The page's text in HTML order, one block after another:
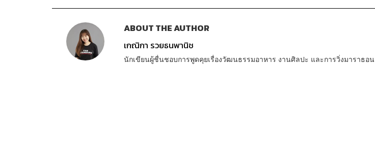
ABOUT THE AUTHOR
เกณิกา รวยธนพานิช
นักเขียนผู้ชื่นชอบการพูดคุยเรื่องวัฒนธรรมอาหาร งานศิลปะ และการวิ่งมาราธอน